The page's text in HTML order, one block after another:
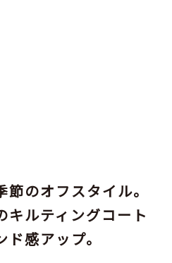
のオフスタイル。
キルティングコート
感アップ。